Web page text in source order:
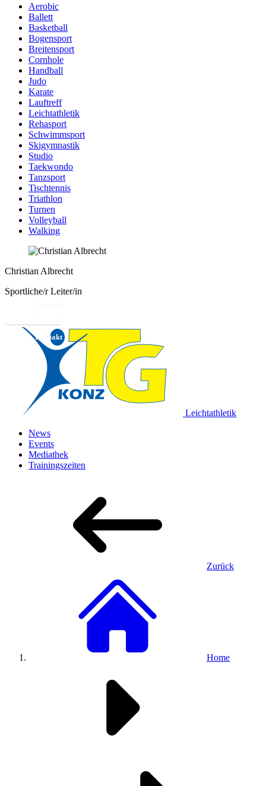
Aerobic
Ballett
Basketball
Bogensport
Breitensport
Cornhole
Handball
Judo
Karate
Lauftreff
Leichtathletik
Rehasport
Schwimmsport
Skigymnastik
Studio
Taekwondo
Tanzsport
Tischtennis
Triathlon
Turnen
Volleyball
Walking
Christian Albrecht
Sportliche/r Leiter/in
Leichtathletik
News
Events
Mediathek
Trainingszeiten
Zurück
Home